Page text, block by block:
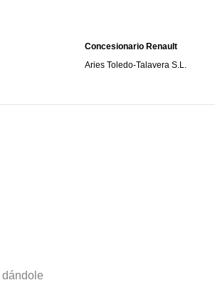
Concesionario Renault
Aries Toledo-Talavera S.L.
dándole